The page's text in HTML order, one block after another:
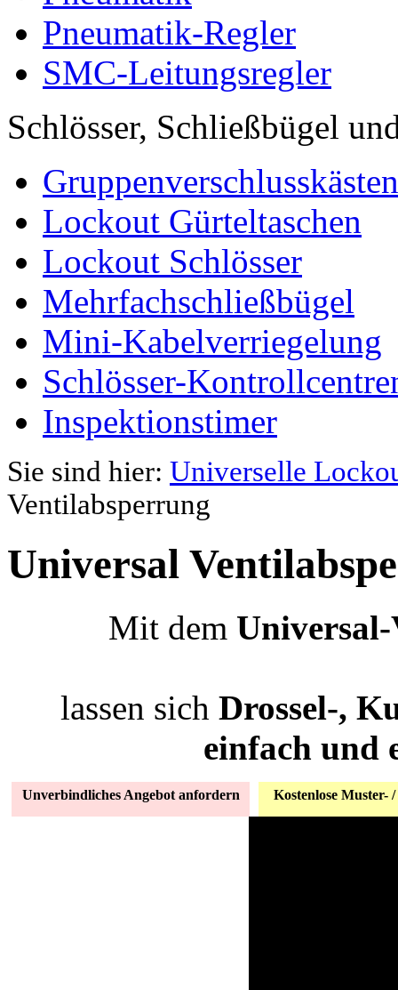
Pneumatik-Regler
SMC-Leitungsregler
Schlösser, Schließbügel
Gruppenverschlusskästen
Lockout Gürteltaschen
Lockout Schlösser
Mehrfachschließbügel
Mini-Kabelverriegelung
Schlösser-
Inspektionstimer
Sie sind hier: Universelle
Ventilabsperrung
Universal
Mit dem
lassen sich Drossel-,
einfach und
Unverbindliches Angebot anfordern Kostenlose Muster-